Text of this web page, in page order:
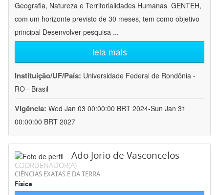
Geografia, Natureza e Territorialidades Humanas  GENTEH,
com um horizonte previsto de 30 meses, tem como objetivo
principal Desenvolver pesquisa ...
leia mais
Instituição/UF/País: Universidade Federal de Rondônia -
RO - Brasil
Vigência: Wed Jan 03 00:00:00 BRT 2024-Sun Jan 31
00:00:00 BRT 2027
Ado Jorio de Vasconcelos
COORDENADOR(A)
CIÊNCIAS EXATAS E DA TERRA
Física